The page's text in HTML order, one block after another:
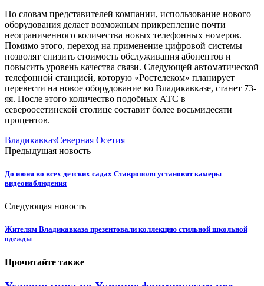
По словам представителей компании, использование нового
оборудования делает возможным прикрепление почти
неограниченного количества новых телефонных номеров.
Помимо этого, переход на применение цифровой системы
позволят снизить стоимость обслуживания абонентов и
повысить уровень качества связи. Следующей автоматической
телефонной станцией, которую «Ростелеком» планирует
перевести на новое оборудование во Владикавказе, станет 73-
яя. После этого количество подобных АТС в
североосетинской столице составит более восьмидесяти
процентов.
ВладикавказСеверная Осетия
Предыдущая новость
До июня во всех детских садах Ставрополя установят камеры
видеонаблюдения
Следующая новость
Жителям Владикавказа презентовали коллекцию стильной школьной
одежды
Прочитайте также